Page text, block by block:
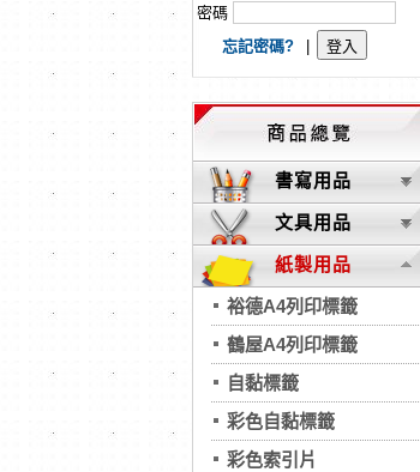
密碼
忘記密碼?
書寫用品
文具用品
紙製用品
裕德A4列印標籤
鶴屋A4列印標籤
自黏標籤
彩色自黏標籤
彩色索引片